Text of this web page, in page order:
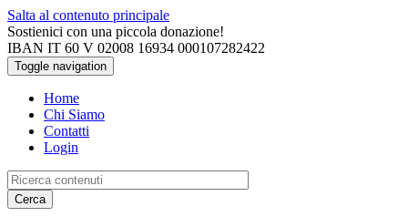
Salta al contenuto principale
Sostienici con una piccola donazione!
IBAN IT 60 V 02008 16934 000107282422
Toggle navigation
Home
Chi Siamo
Contatti
Login
Cerca